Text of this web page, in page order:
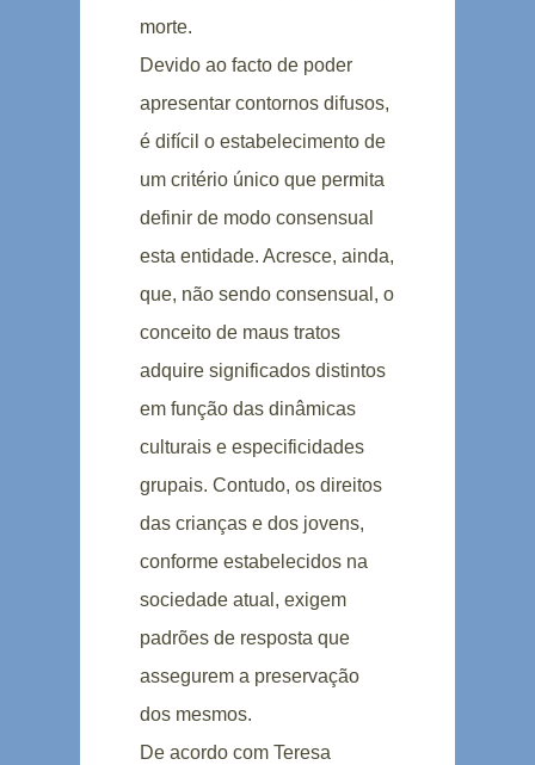
morte.
Devido ao facto de poder
apresentar contornos difusos,
é difícil o estabelecimento de
um critério único que permita
definir de modo consensual
esta entidade. Acresce, ainda,
que, não sendo consensual, o
conceito de maus tratos
adquire significados distintos
em função das dinâmicas
culturais e especificidades
grupais. Contudo, os direitos
das crianças e dos jovens,
conforme estabelecidos na
sociedade atual, exigem
padrões de resposta que
assegurem a preservação
dos mesmos.
De acordo com Teresa